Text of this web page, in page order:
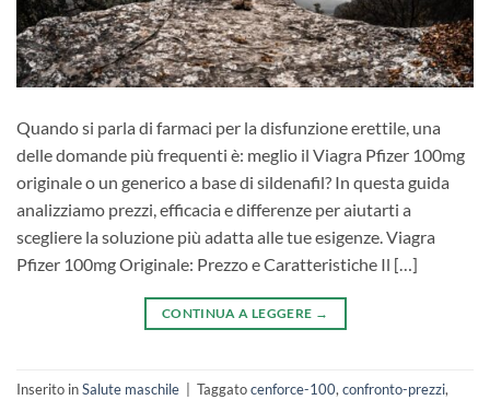
Quando si parla di farmaci per la disfunzione erettile, una
delle domande più frequenti è: meglio il Viagra Pfizer 100mg
originale o un generico a base di sildenafil? In questa guida
analizziamo prezzi, efficacia e differenze per aiutarti a
scegliere la soluzione più adatta alle tue esigenze. Viagra
Pfizer 100mg Originale: Prezzo e Caratteristiche Il […]
CONTINUA A LEGGERE →
Inserito inSalute maschile Taggatocenforce-100, confronto-prezzi,